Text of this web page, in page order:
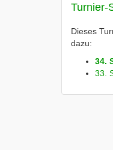
Turnier-
Dieses
dazu:
34.
33.